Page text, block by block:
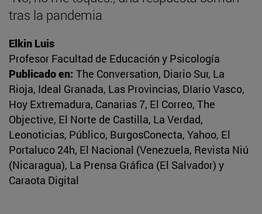
tras la pandemia
Elkin Luis
Profesor Facultad de Educación y Psicología
Publicado en: The Conversation, Diario Sur, La
Rioja, Ideal Granada, Las Provincias, DIario Vasco,
Hoy Extremadura, Canarias 7, El Correo, The
Objective, El Norte de Castilla, La Verdad,
Leonoticias, Público, BurgosConecta, Yahoo, El
Portaluco 24h, El Nacional (Venezuela, Revista Niú
(Nicaragua), La Prensa Gráfica (El Salvador) y
Caraota Digital